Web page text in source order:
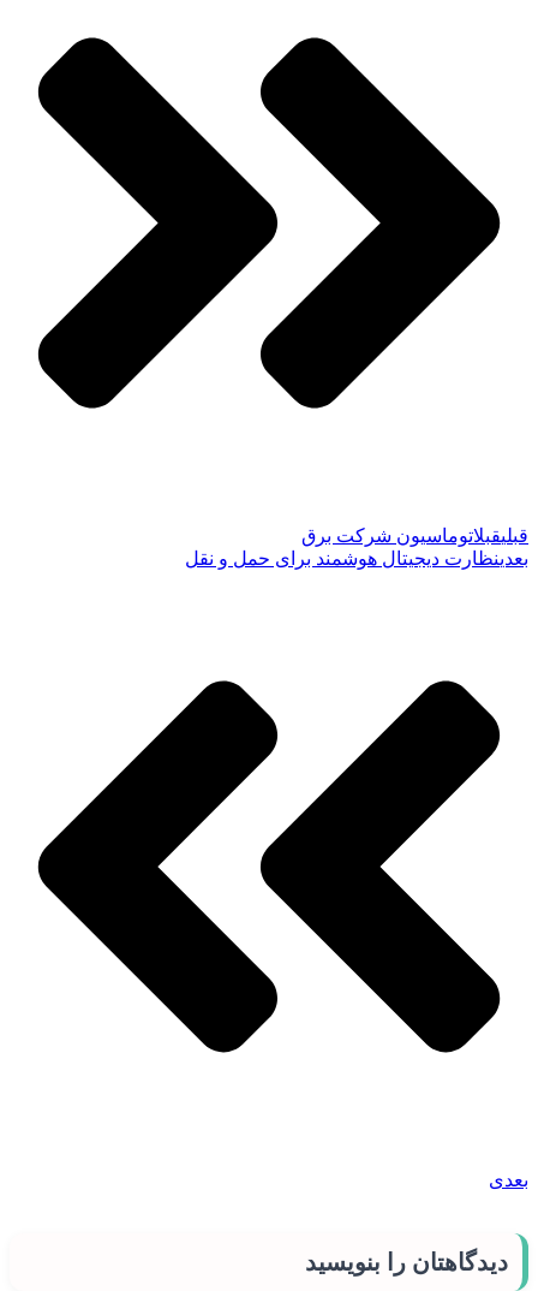
قبلیقبلاتوماسیون شرکت برق
بعدینظارت دیجیتال هوشمند برای حمل و نقل
بعدی
دیدگاهتان را بنویسید